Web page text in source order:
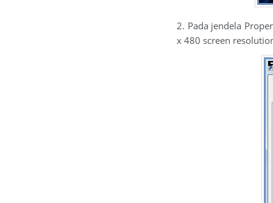
2. Pada jendela
x 480 screen